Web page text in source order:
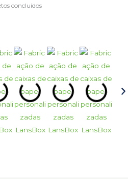
concluídos